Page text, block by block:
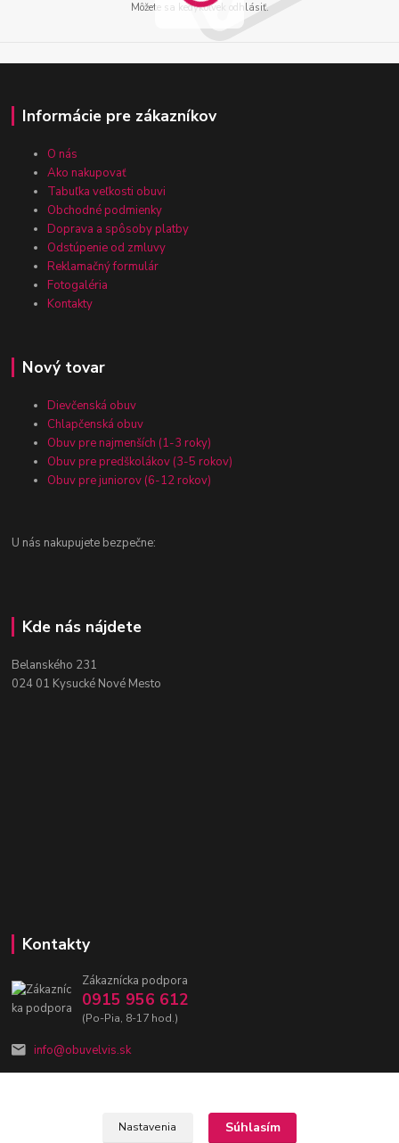
Môžete sa kedykoľvek odhlásiť.
Informácie pre zákazníkov
O nás
Ako nakupovať
Tabuľka veľkosti obuvi
Obchodné podmienky
Doprava a spôsoby platby
Odstúpenie od zmluvy
Reklamačný formulár
Fotogaléria
Kontakty
Nový tovar
Dievčenská obuv
Chlapčenská obuv
Obuv pre najmenších (1-3 roky)
Obuv pre predškolákov (3-5 rokov)
Obuv pre juniorov (6-12 rokov)
U nás nakupujete bezpečne:
Kde nás nájdete
Belanského 231
024 01 Kysucké Nové Mesto
Kontakty
Zákaznícka podpora
0915 956 612
(Po-Pia, 8-17 hod.)
info@obuvelvis.sk
Nastavenia Súhlasím